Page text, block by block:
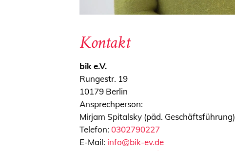
Kontakt
bik e.V.
Rungestr. 19
10179 Berlin
Ansprechperson:
Mirjam Spitalsky (päd. Geschäftsführung)
Telefon: 0302790227
E-Mail: info@bik-ev.de